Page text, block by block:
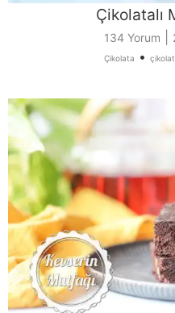
Çikolatalı
134 Yorum
Çikolata •